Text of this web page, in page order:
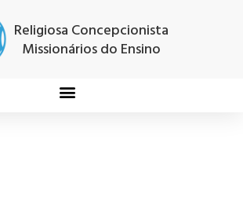
Religiosa Concepcionista
Missionários do Ensino